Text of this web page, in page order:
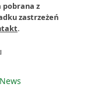
z
zastrzeżeń
.